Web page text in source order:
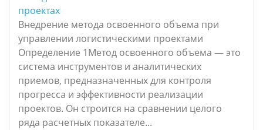
проектах
Внедрение метода освоенного объема при
управлении логистическими проектами
Определение 1Метод освоенного объема — это
система инструментов и аналитических
приемов, предназначенных для контроля
прогресса и эффективности реализации
проектов. Он строится на сравнении целого
ряда расчетных показателе...